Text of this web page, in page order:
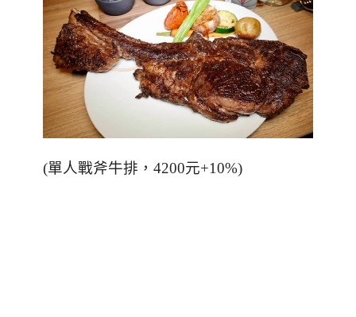
(單人戰斧牛排， 4200元+10%)